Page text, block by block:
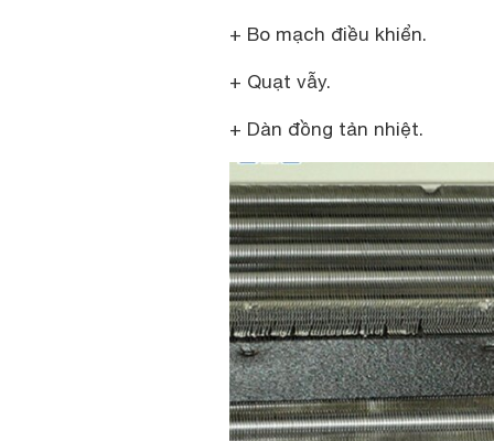
+ Bo mạch điều khiển.
+ Quạt vẫy.
+ Dàn đồng tản nhiệt.